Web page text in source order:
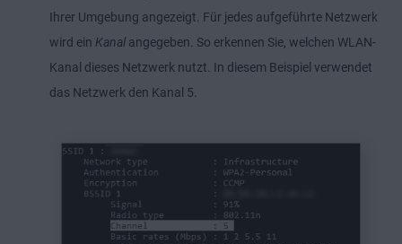
Ihrer Umgebung angezeigt. Für jedes aufgeführte Netzwerk
wird ein Kanal angegeben. So erkennen Sie, welchen WLAN-
Kanal dieses Netzwerk nutzt. In diesem Beispiel verwendet
das Netzwerk den Kanal 5.